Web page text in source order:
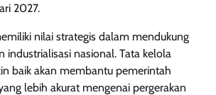
2027.
nilai strategis dalam mendukung
industrialisasi nasional. Tata kelola
baik akan membantu pemerintah
lebih akurat mengenai pergerakan